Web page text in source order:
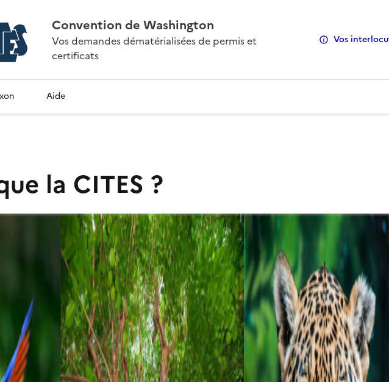
Convention de Washington
Vos demandes dématérialisées de permis et
certificats
Vos
Aide
la CITES ?